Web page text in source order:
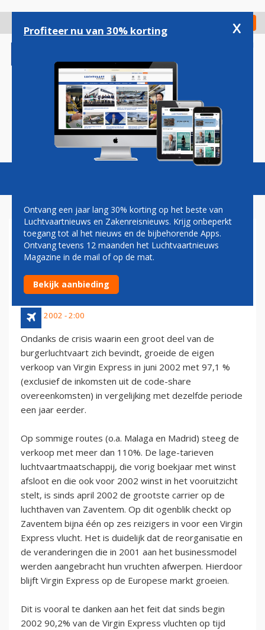
gaan
Check in
Magazine Podcasts Vacatures
INKOMSTEN VIRGIN EXPRESS
IN EEN JAAR TIJD
TOEGENOMEN MET 97%
22 juli 2002 - 2:00
Ondanks de crisis waarin een groot deel van de
burgerluchtvaart zich bevindt, groeide de eigen
verkoop van Virgin Express in juni 2002 met 97,1 %
(exclusief de inkomsten uit de code-share
overeenkomsten) in vergelijking met dezelfde periode
een jaar eerder.
Op sommige routes (o.a. Malaga en Madrid) steeg de
verkoop met meer dan 110%. De lage-tarieven
luchtvaartmaatschappij, die vorig boekjaar met winst
afsloot en die ook voor 2002 winst in het vooruitzicht
stelt, is sinds april 2002 de grootste carrier op de
luchthaven van Zaventem. Op dit ogenblik checkt op
Zaventem bijna één op zes reizigers in voor een Virgin
Express vlucht. Het is duidelijk dat de reorganisatie en
de veranderingen die in 2001 aan het businessmodel
werden aangebracht hun vruchten afwerpen. Hierdoor
blijft Virgin Express op de Europese markt groeien.
Dit is vooral te danken aan het feit dat sinds begin
2002 90,2% van de Virgin Express vluchten op tijd
Profiteer nu van 30% korting x
Ontvang een jaar lang 30% korting op het beste van
Luchtvaartnieuws en Zakenreisnieuws. Krijg onbeperkt
toegang tot al het nieuws en de bijbehorende Apps.
Ontvang tevens 12 maanden het Luchtvaartnieuws
Magazine in de mail of op de mat.
Bekijk aanbieding